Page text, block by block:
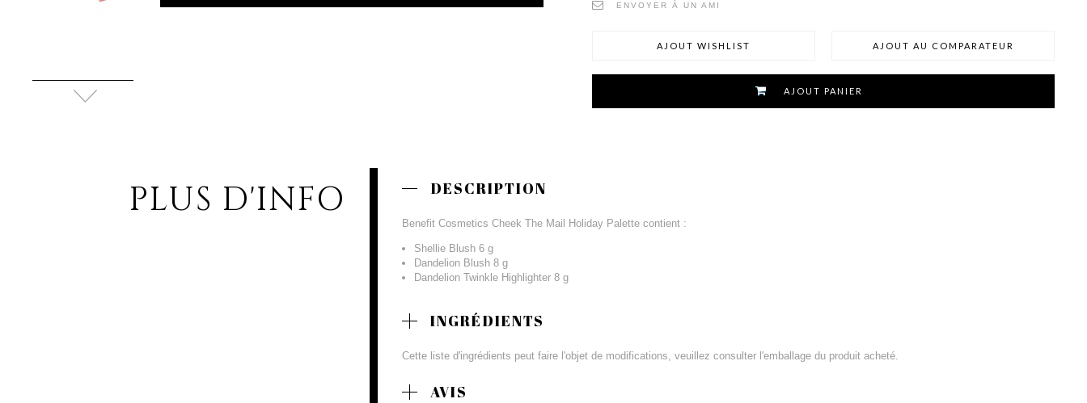
ENVOYER À UN AMI
AJOUT WISHLIST AJOUT AU COMPARATEUR
AJOUT PANIER
PLUS D'INFO DESCRIPTION
Benefit Cosmetics Cheek The Mail Holiday Palette contient :
Shellie Blush 6 g
Dandelion Blush 8 g
Dandelion Twinkle Highlighter 8 g
INGRÉDIENTS
Cette liste d'ingrédients peut faire l'objet de modifications, veuillez consulter l'emballage du produit acheté.
AVIS